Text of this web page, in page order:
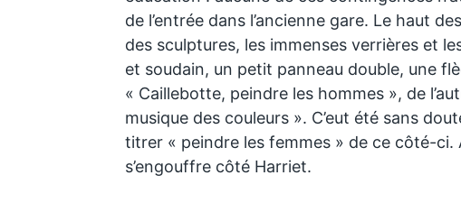
de l’entrée dans l’ancienne gare. Le haut
des sculptures, les immenses verrières et
et soudain, un petit panneau double, une
« Caillebotte, peindre les hommes », de
musique des couleurs ». C’eut été sans
titrer « peindre les femmes » de ce côté-ci.
s’engouffre côté Harriet.